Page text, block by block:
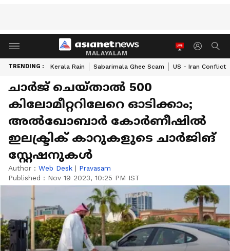
MALAYALAM
TRENDING : Kerala Rain Sabarimala Ghee Scam US - Iran Conflict
ചാർജ് ചെയ്താല്‍ 500
കിലോമീറ്ററിലേറെ ഓടിക്കാം;
അൽഖോബാർ കോർണീഷിൽ
ഇലക്ട്രിക് കാറുകളുടെ ചാർജിങ്
സ്റ്റേഷനുകൾ
Author : Web Desk | Pravasam
Published : Nov 19 2023, 10:25 PM IST